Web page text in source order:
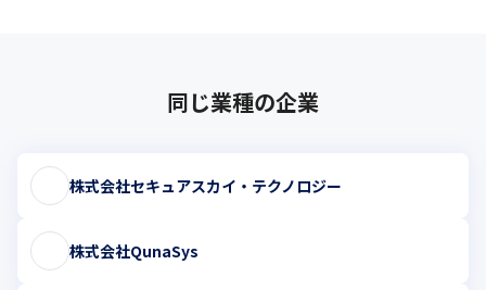
同じ業種の企業
株式会社セキュアスカイ・テクノロジー
株式会社QunaSys